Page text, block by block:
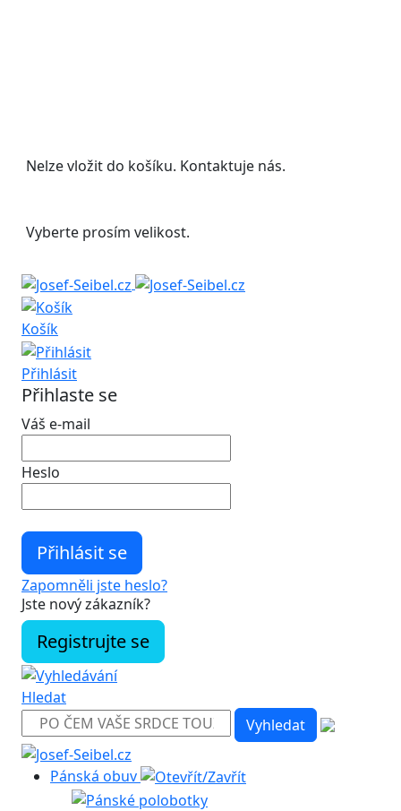
Nelze vložit do košíku. Kontaktuje nás.
Vyberte prosím velikost.
Košík
Přihlásit
Přihlaste se
Váš e-mail
Heslo
Zapomněli jste heslo?
Jste nový zákazník?
Registrujte se
Hledat
Pánská obuv